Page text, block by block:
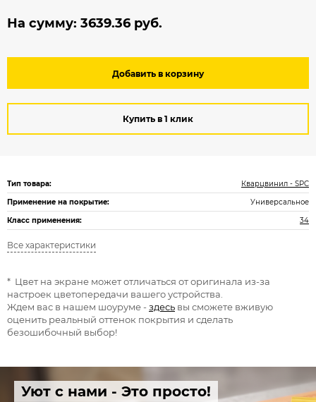
На сумму: 3639.36 руб.
Добавить в корзину
Купить в 1 клик
Тип товара:
Кварцвинил - SPC
Применение на покрытие:
Универсальное
Класс применения:
34
Все характеристики
* Цвет на экране может отличаться от оригинала из-за
настроек цветопередачи вашего устройства.
Ждем вас в нашем шоуруме -здесь вы сможете вживую
оценить реальный оттенок покрытия и сделать
безошибочный выбор!
Уют с нами - Это просто!